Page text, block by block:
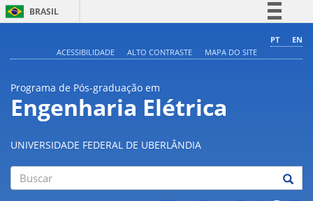
BRASIL
Comunica BR
Acesso à informação
Legislação
PT
EN
ACESSIBILIDADE
ALTO CONTRASTE MAPA DO SITE
Programa de Pós-graduação em
Engenharia Elétrica
UNIVERSIDADE FEDERAL DE UBERLÂNDIA